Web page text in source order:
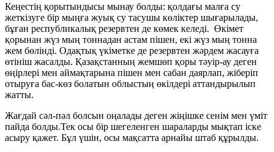
Кеңестің қорытындысы мынау болды: қолдағы малға су
жеткізуге бір мыңға жуық су тасушы көліктер шығарылады,
бұған республикалық резервтен де көмек келеді. Өкімет
қорынан жүз мың тоннадан астам пішен, екі жүз мың тонна
жем бөлінді. Одақтық үкіметке де резервтен жәрдем жасауға
өтініш жасалды. Қазақстанның жемшөп қоры тәуір-ау деген
өңірлері мен аймақтарына пішен мен сабан даярлап, жіберіп
отыруға бас-көз болатын облыстың өкілдері аттандырылып
жатты.
Жағдай сәл-пәл болсын оңалады деген жіңішке сенім мен үміт
пайда болды.Тек осы бір шегеленген шараларды мықтап іске
асыру қажет. Бұл үшін, осы мақсатта арнайы штаб құрылды.